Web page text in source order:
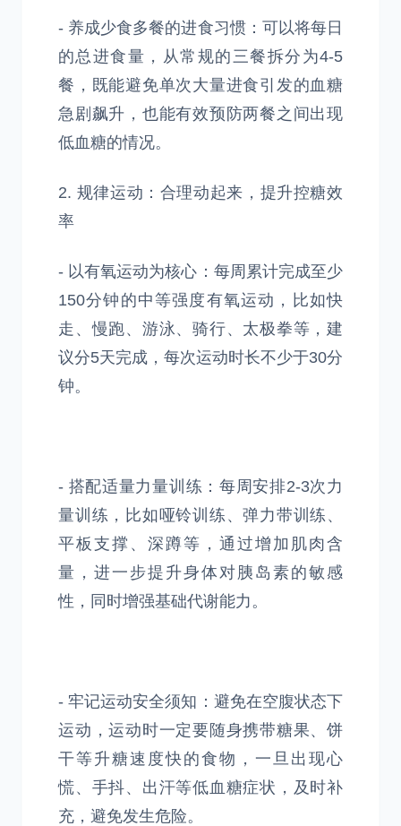
- 养成少食多餐的进食习惯：可以将每日
的总进食量，从常规的三餐拆分为4-5
餐，既能避免单次大量进食引发的血糖
急剧飙升，也能有效预防两餐之间出现
低血糖的情况。
2. 规律运动：合理动起来，提升控糖效
率
- 以有氧运动为核心：每周累计完成至少
150分钟的中等强度有氧运动，比如快
走、慢跑、游泳、骑行、太极拳等，建
议分5天完成，每次运动时长不少于30分
钟。
- 搭配适量力量训练：每周安排2-3次力
量训练，比如哑铃训练、弹力带训练、
平板支撑、深蹲等，通过增加肌肉含
量，进一步提升身体对胰岛素的敏感
性，同时增强基础代谢能力。
- 牢记运动安全须知：避免在空腹状态下
运动，运动时一定要随身携带糖果、饼
干等升糖速度快的食物，一旦出现心
慌、手抖、出汗等低血糖症状，及时补
充，避免发生危险。